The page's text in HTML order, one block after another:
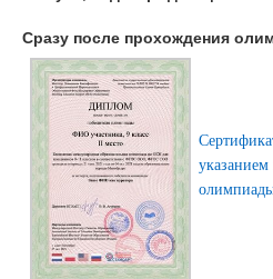
Сразу после прохождения
указанием